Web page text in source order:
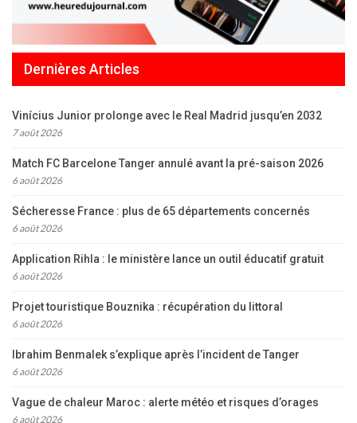
Dernières Articles
Vinícius Junior prolonge avec le Real Madrid jusqu’en 2032
7 août 2026
Match FC Barcelone Tanger annulé avant la pré-saison 2026
6 août 2026
Sécheresse France : plus de 65 départements concernés
6 août 2026
Application Rihla : le ministère lance un outil éducatif gratuit
6 août 2026
Projet touristique Bouznika : récupération du littoral
6 août 2026
Ibrahim Benmalek s’explique après l’incident de Tanger
6 août 2026
Vague de chaleur Maroc : alerte météo et risques d’orages
6 août 2026